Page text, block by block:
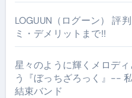
LOGUUN（ログーン） 評
ミ・デメリットまで!!
星々のように輝くメロデ
う『ぼっちざろっく』--
結束バンド